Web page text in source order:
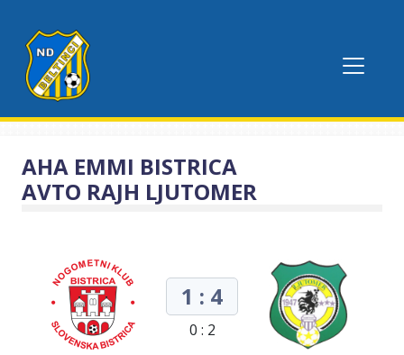
AHA EMMI BISTRICA
AVTO RAJH LJUTOMER
1 : 4
0 : 2